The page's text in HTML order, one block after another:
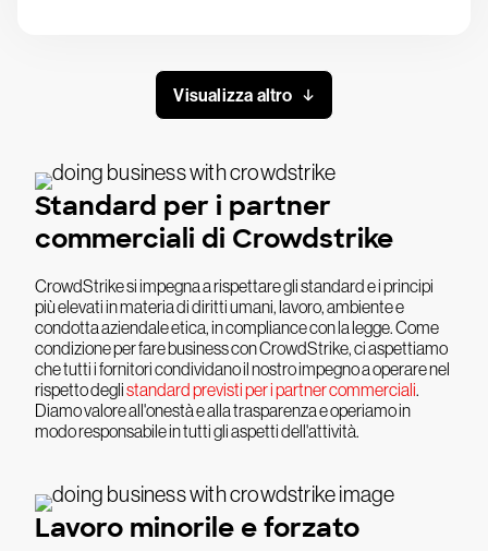
Visualizza altro
Standard per i partner
commerciali di Crowdstrike
CrowdStrike si impegna a rispettare gli standard e i principi
più elevati in materia di diritti umani, lavoro, ambiente e
condotta aziendale etica, in compliance con la legge. Come
condizione per fare business con CrowdStrike, ci aspettiamo
che tutti i fornitori condividano il nostro impegno a operare nel
rispetto deglistandard previsti per i partner commerciali.
Diamo valore all'onestà e alla trasparenza e operiamo in
modo responsabile in tutti gli aspetti dell'attività.
Lavoro minorile e forzato